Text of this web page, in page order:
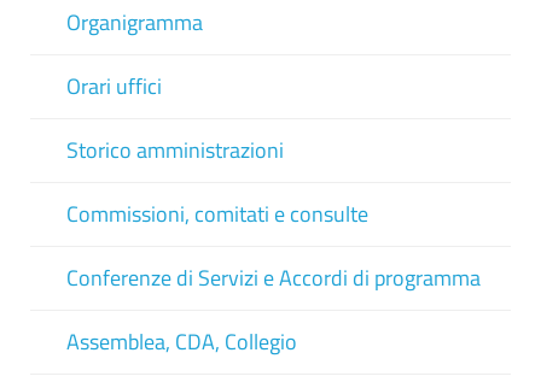
Organigramma
Orari uffici
Storico amministrazioni
Commissioni, comitati e consulte
Conferenze di Servizi e Accordi di programma
Assemblea, CDA, Collegio